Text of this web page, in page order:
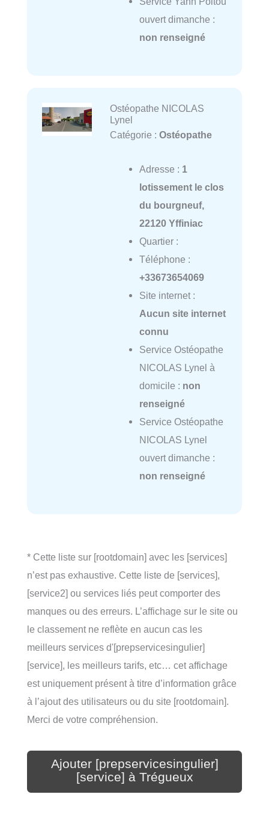
ouvert dimanche :
non renseigné
Ostéopathe NICOLAS
Lynel
Catégorie : Ostéopathe
Adresse : 1
lotissement le clos
du bourgneuf,
22120 Yffiniac
Quartier :
Téléphone :
+33673654069
Site internet :
Aucun site internet
connu
Service Ostéopathe
NICOLAS Lynel à
domicile : non
renseigné
Service Ostéopathe
NICOLAS Lynel
ouvert dimanche :
non renseigné
* Cette liste sur [rootdomain] avec les [services]
n’est pas exhaustive. Cette liste de [services],
[service2] ou services liés peut comporter des
manques ou des erreurs. L’affichage sur le site ou
le classement ne reflète en aucun cas les
meilleurs services d'[prepservicesingulier]
[service], les meilleurs tarifs, etc… cet affichage
est uniquement présent à titre d’information grâce
à l’ajout des utilisateurs ou du site [rootdomain].
Merci de votre compréhension.
Ajouter [prepservicesingulier]
[service] à Trégueux